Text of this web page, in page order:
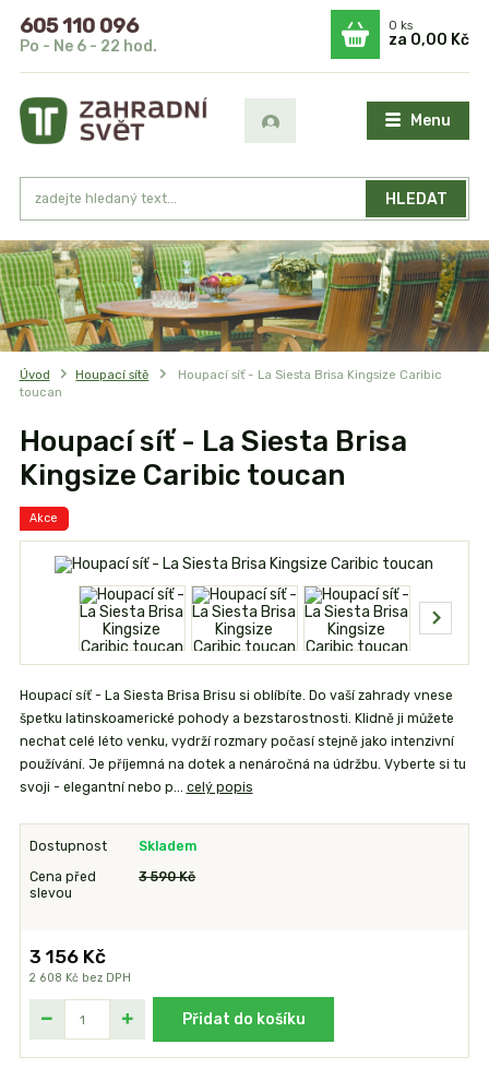
Menu
HLEDAT
605 110 096
Po - Ne 6 - 22 hod.
0ks
za 0,00 Kč
Úvod Houpací sítě
Houpací síť - La Siesta Brisa Kingsize Caribic
toucan
Houpací síť - La Siesta Brisa
Kingsize Caribic toucan
Akce
Houpací síť - La Siesta Brisa Brisu si oblíbíte. Do vaší zahrady vnese
špetku latinskoamerické pohody a bezstarostnosti. Klidně ji můžete
nechat celé léto venku, vydrží rozmary počasí stejně jako intenzivní
používání. Je příjemná na dotek a nenáročná na údržbu. Vyberte si tu
svoji - elegantní nebo p... celý popis
Dostupnost Skladem
Cena před
slevou
3 590 Kč
3 156 Kč
2 608 Kč bez DPH
Přidat do košíku